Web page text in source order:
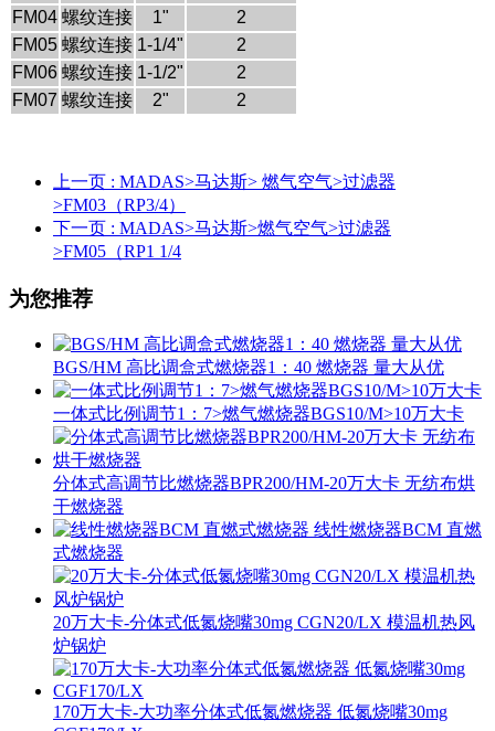
FM04 螺纹连接 1"
2
FM05 螺纹连接 1-1/4"
2
FM06 螺纹连接 1-1/2"
2
FM07 螺纹连接 2" 2
上一页 : MADAS>马达斯> 燃气空气>过滤器
>FM03（RP3/4）
下一页 : MADAS>马达斯>燃气空气>过滤器
>FM05（RP1 1/4
为您推荐
BGS/HM 高比调盒式燃烧器1：40 燃烧器 量大从优
一体式比例调节1：7>燃气燃烧器BGS10/M>10万大卡
分体式高调节比燃烧器BPR200/HM-20万大卡 无纺布烘
干燃烧器
线性燃烧器BCM 直燃
式燃烧器
20万大卡-分体式低氮烧嘴30mg CGN20/LX 模温机热风
炉锅炉
170万大卡-大功率分体式低氮燃烧器 低氮烧嘴30mg